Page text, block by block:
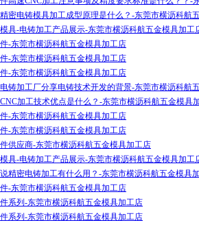
密电铸模具加工成型原理是什么？-东莞市横沥科航
具-电铸加工产品展示-东莞市横沥科航五金模具加工
-东莞市横沥科航五金模具加工店
-东莞市横沥科航五金模具加工店
-东莞市横沥科航五金模具加工店
铸加工厂分享电铸技术开发的背景-东莞市横沥科航
加工技术优点是什么？-东莞市横沥科航五金模具
-东莞市横沥科航五金模具加工店
-东莞市横沥科航五金模具加工店
供应商-东莞市横沥科航五金模具加工店
具-电铸加工产品展示-东莞市横沥科航五金模具加工
精密电铸加工有什么用？-东莞市横沥科航五金模具
-东莞市横沥科航五金模具加工店
系列-东莞市横沥科航五金模具加工店
系列-东莞市横沥科航五金模具加工店